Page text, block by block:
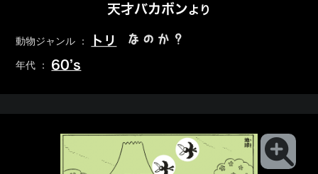
天才バカボンより
動物ジャンル ： トリ なのか？
年代 ： 60’s